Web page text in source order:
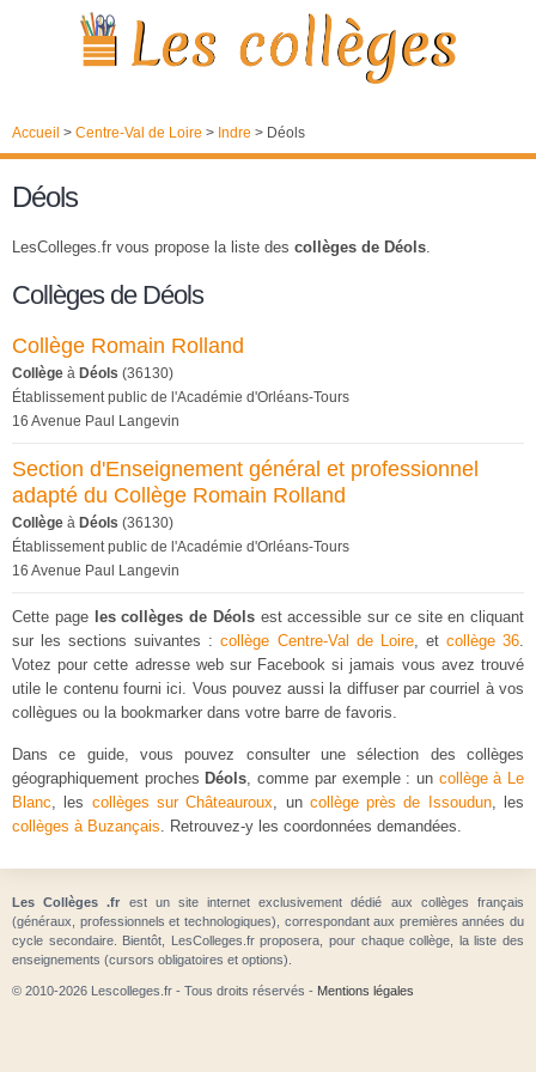
Accueil > Centre-Val de Loire > Indre > Déols
Déols
LesColleges.fr vous propose la liste des collèges de Déols.
Collèges de Déols
Collège Romain Rolland
Collège à Déols (36130)
Établissement public de l'Académie d'Orléans-Tours
16 Avenue Paul Langevin
Section d'Enseignement général et professionnel
adapté du Collège Romain Rolland
Collège à Déols (36130)
Établissement public de l'Académie d'Orléans-Tours
16 Avenue Paul Langevin
Cette page les collèges de Déolsest accessible sur ce site en cliquant
sur les sections suivantes :collège Centre-Val de Loire, et collège 36.
Votez pour cette adresse web sur Facebook si jamais vous avez trouvé
utile le contenu fourni ici. Vous pouvez aussi la diffuser par courriel à vos
collègues ou la bookmarker dans votre barre de favoris.
Dans ce guide, vous pouvez consulter une sélection des collèges
géographiquement proches Déols, comme par exemple : un collège à Le
Blanc, les collèges sur Châteauroux, un collège près de Issoudun, les
collèges à Buzançais. Retrouvez-y les coordonnées demandées.
Les Collèges .fr est un site internet exclusivement dédié aux collèges français
(généraux, professionnels et technologiques), correspondant aux premières années du
cycle secondaire. Bientôt, LesColleges.fr proposera, pour chaque collège, la liste des
enseignements (cursors obligatoires et options).
© 2010-2026 Lescolleges.fr - Tous droits réservés - Mentions légales